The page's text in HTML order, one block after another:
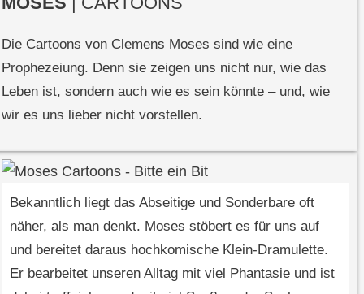
Die Cartoons von Clemens Moses sind wie eine
Prophezeiung. Denn sie zeigen uns nicht nur, wie das
Leben ist, sondern auch wie es sein könnte – und, wie
wir es uns lieber nicht vorstellen.
Bekanntlich liegt das Abseitige und Sonderbare oft
näher, als man denkt. Moses stöbert es für uns auf
und bereitet daraus hochkomische Klein-Dramulette.
Er bearbeitet unseren Alltag mit viel Phantasie und ist